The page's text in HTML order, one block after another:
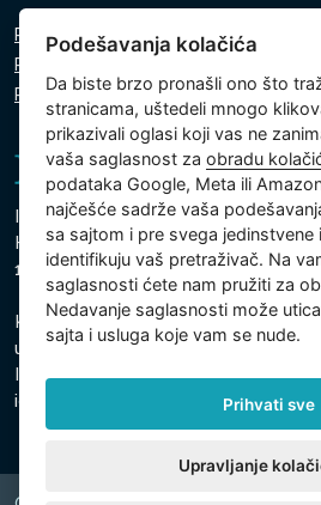
Pravila o zaštiti ličnih podataka
Pravila o korišćenju kolačića
Podešavanja kolačića
Intex Trading, s.r.o.
Hradecká 2526/3
130 00 Prag 3 - Češka Republika
Kompanija je upisana kod Gradski
ulozak 74759
Identifikacioni broj kompanije:
identifikacioni broj: CZ26150808
Podešavanja kolačića
Da biste brzo pronašli ono što
stranicama, uštedeli mnogo
prikazivali oglasi koji vas ne
vaša saglasnost zaobradu
podataka Google, Meta ili
najčešće sadrže vaša
sa sajtom i pre svega
identifikuju vaš pretraživač. Na
saglasnosti ćete nam pružiti za
Nedavanje saglasnosti može
sajta i usluga koje vam se nude.
Prihvati sve
Upravljanje